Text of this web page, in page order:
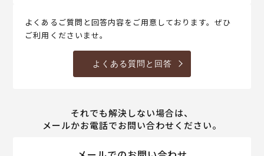
よくあるご質問と回答内容をご用意しております。ぜひ
ご利用くださいませ。
よくある質問と回答
それでも解決しない場合は、
メールかお電話でお問い合わせください。